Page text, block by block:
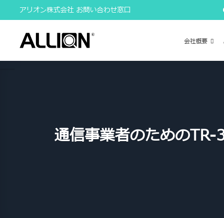
to
content
アリオン株式会社 お問い合わせ窓口
会社概要
通信事業者のための